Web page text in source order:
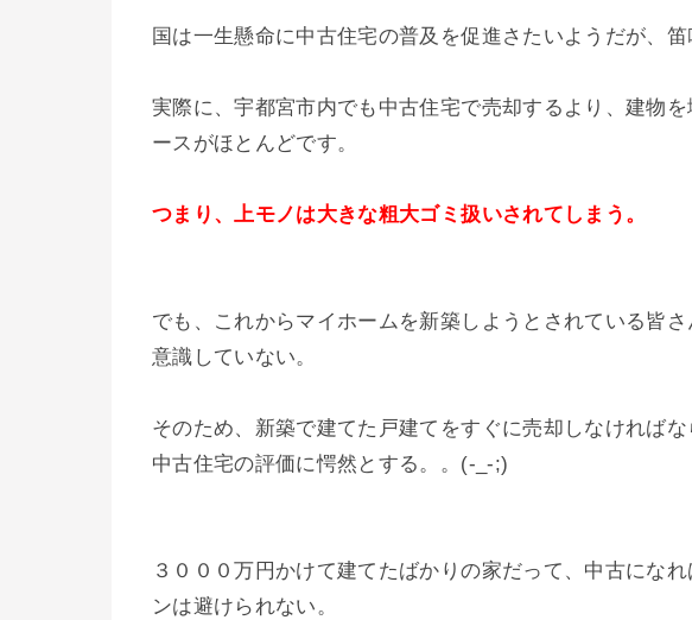
国は一生懸命に中古住宅の普及を促進さたいようだが、
実際に、宇都宮市内でも中古住宅で売却するより、建物
ースがほとんどです。
つまり、上モノは大きな粗大ゴミ扱いされてしまう。
でも、これからマイホームを新築しようとされている皆
意識していない。
そのため、新築で建てた戸建てをすぐに売却しなければ
中古住宅の評価に愕然とする。。(-_-;)
３０００万円かけて建てたばかりの家だって、中古にな
ンは避けられない。